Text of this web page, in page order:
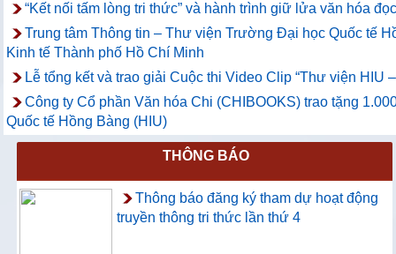
“Kết nối tấm lòng tri thức” và hành trình giữ lửa văn hóa
Trung tâm Thông tin – Thư viện Trường Đại học Quốc tế
Kinh tế Thành phố Hồ Chí Minh
Lễ tổng kết và trao giải Cuộc thi Video Clip “Thư viện HIU
Công ty Cổ phần Văn hóa Chi (CHIBOOKS) trao tặng
Quốc tế Hồng Bàng (HIU)
THÔNG BÁO
Thông báo đăng ký tham dự hoạt động
truyền thông tri thức lần thứ 4